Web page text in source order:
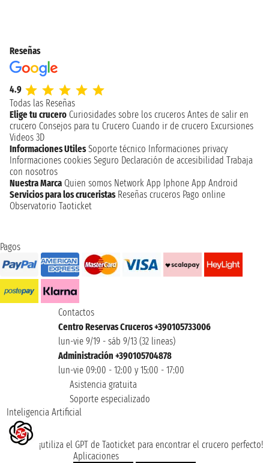
Reseñas
4.9
Todas las Reseñas
Elige tu crucero Curiosidades sobre los cruceros Antes de salir en
crucero Consejos para tu Crucero Cuando ir de crucero Excursiones
Videos 3D
Informaciones Utiles Soporte técnico Informaciones privacy
Informaciones cookies Seguro Declaración de accesibilidad Trabaja
con nosotros
Nuestra Marca Quien somos Network App Iphone App Android
Servicios para los cruceristas Reseñas cruceros Pago online
Observatorio Taoticket
Pagos
Contactos
Centro Reservas Cruceros +390105733006
lun-vie 9/19 - sáb 9/13 (32 lineas)
Administración +390105704878
lun-vie 09:00 - 12:00 y 15:00 - 17:00
Asistencia gratuita
Soporte especializado
Inteligencia Artificial
¡utiliza el GPT de Taoticket para encontrar el crucero perfecto!
Aplicaciones